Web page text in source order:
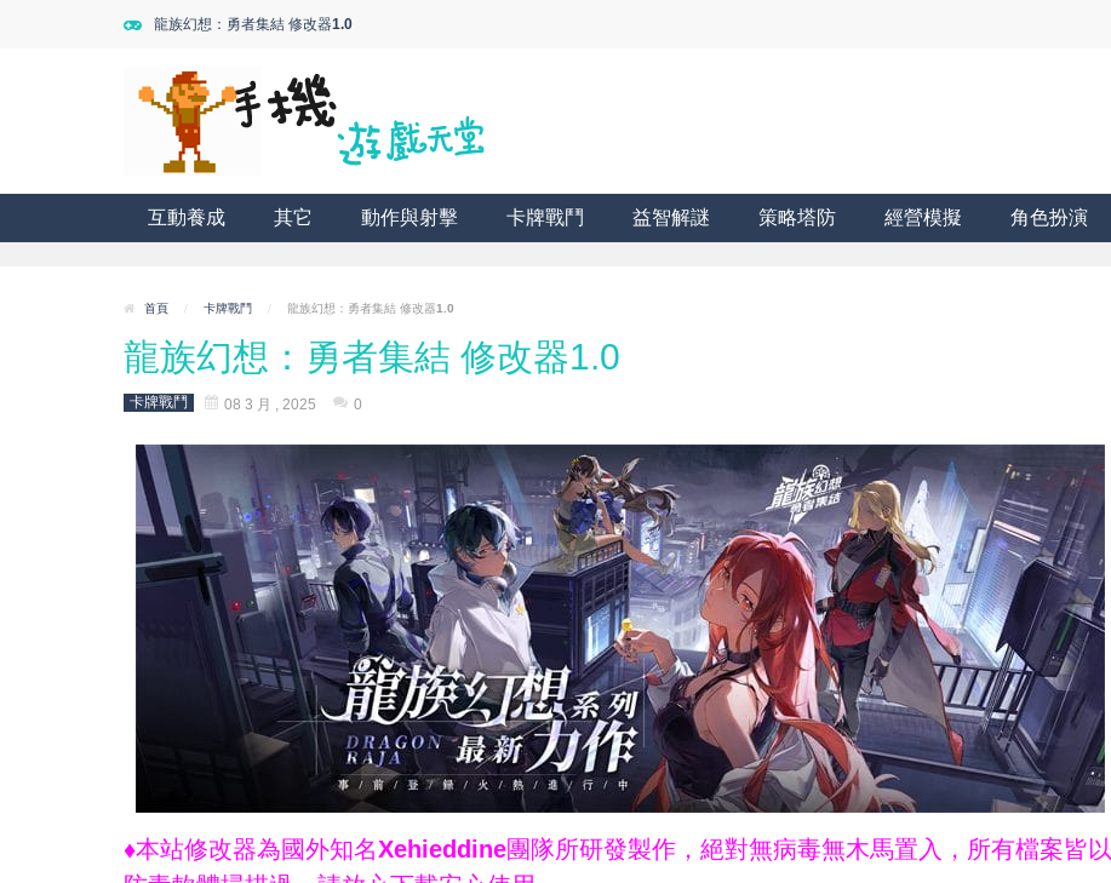
龍族幻想：勇者集結 修改器1.0
互動養成 其它 動作與射擊 卡牌戰鬥 益智解謎 策略塔防 經營模擬 角色扮演
首頁 / 卡牌戰鬥 / 龍族幻想：勇者集結 修改器1.0
龍族幻想：勇者集結 修改器1.0
卡牌戰鬥 08 3 月 , 2025 0
♦本站修改器為國外知名Xehieddine團隊所研發製作，絕對無病毒無木馬置入，所有檔案皆以